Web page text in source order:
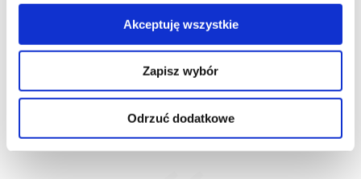
Akceptuję wszystkie
Zapisz wybór
Odrzuć dodatkowe
OFERTA ONLINE PRODUCENCI
PRZEWODNIK
SŁOWNIK
Nunc est bibendum! - A teraz pijemy!